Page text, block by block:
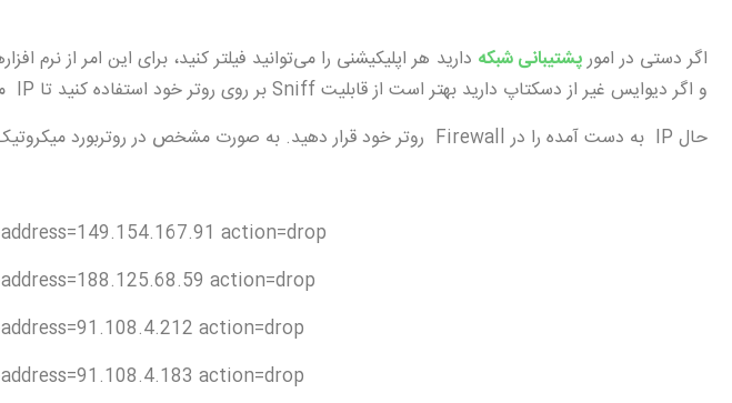
اگر دستی در امورپشتیبانی شبکه
و اگر دیوایس غیر از دسکتاپ دارید بهتر است از قابلیت Sniff بر روی روتر خود استفاده کنید تا IP مقصد اپلیکیشن‌تان یافت شود .
حال IP به دست آمده را در Firewall روتر خود قرار دهید. به صورت مشخص در روتربورد میکروتیک بدین صورت انجام می‌دهیم:
action=drop
action=drop
action=drop
action=drop